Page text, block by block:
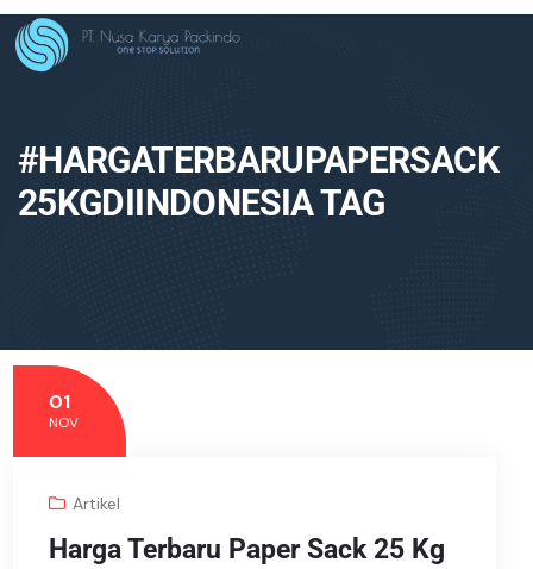
#HARGATERBARUPAPERSACK
25KGDIINDONESIA TAG
01
NOV
Artikel
Harga Terbaru Paper Sack 25 Kg